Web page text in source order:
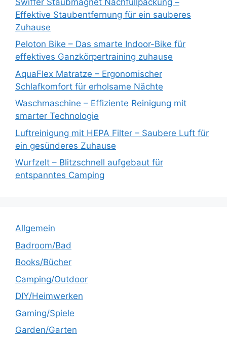
Effektive Staubentfernung für ein sauberes
Zuhause
Peloton Bike – Das smarte Indoor-Bike für
effektives Ganzkörpertraining zuhause
AquaFlex Matratze – Ergonomischer
Schlafkomfort für erholsame Nächte
Waschmaschine – Effiziente Reinigung mit
smarter Technologie
Luftreinigung mit HEPA Filter – Saubere Luft für
ein gesünderes Zuhause
Wurfzelt – Blitzschnell aufgebaut für
entspanntes Camping
Allgemein
Badroom/Bad
Books/Bücher
Camping/Outdoor
DIY/Heimwerken
Gaming/Spiele
Garden/Garten